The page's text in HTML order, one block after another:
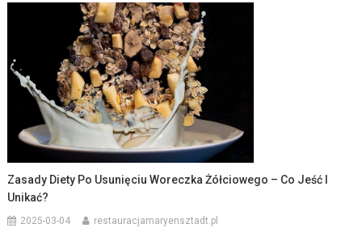
Zasady Diety Po Usunięciu Woreczka Żółciowego – Co Jeść I
Unikać?
2025-03-04 restauracjamaryensztadt.pl